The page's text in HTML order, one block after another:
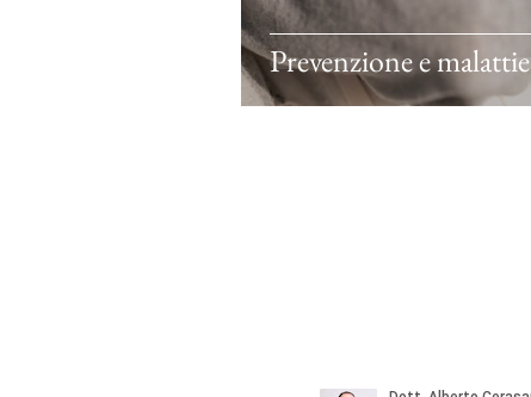
Prevenzione e malattie